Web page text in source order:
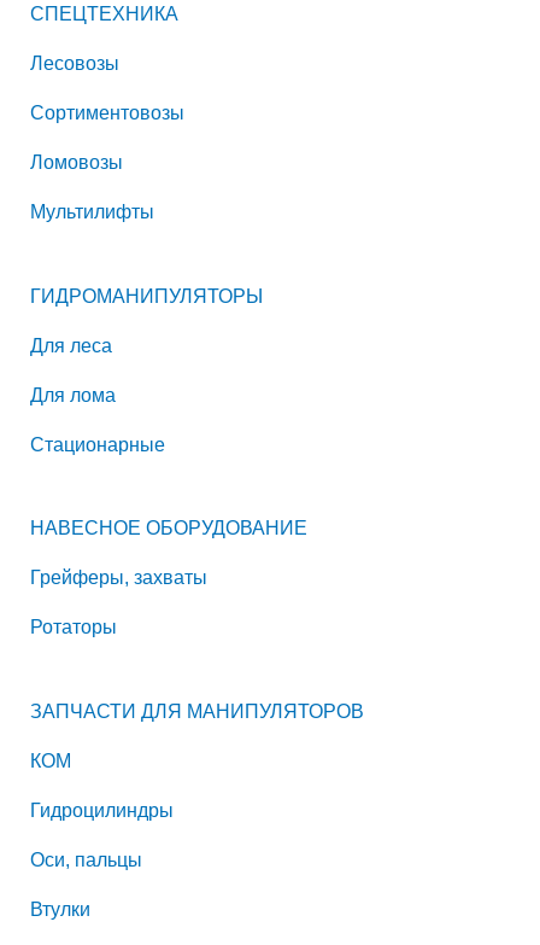
СПЕЦТЕХНИКА
Лесовозы
Сортиментовозы
Ломовозы
Мультилифты
ГИДРОМАНИПУЛЯТОРЫ
Для леса
Для лома
Стационарные
НАВЕСНОЕ ОБОРУДОВАНИЕ
Грейферы, захваты
Ротаторы
ЗАПЧАСТИ ДЛЯ МАНИПУЛЯТОРОВ
КОМ
Гидроцилиндры
Оси, пальцы
Втулки